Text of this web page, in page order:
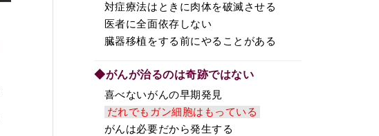
対症療法はときに肉体を破滅させる
医者に全面依存しない
臓器移植をする前にやることがある
◆がんが治るのは奇跡ではない
喜べないがんの早期発見
だれでもガン細胞はもっている
がんは必要だから発生する